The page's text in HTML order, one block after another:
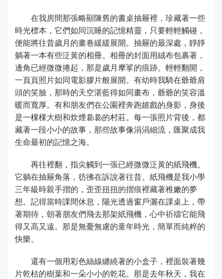
在我房間那張略顯陳舊的書桌抽屜裡，珍藏著一些
時光標本，它們如同沉睡的記憶精靈，只要輕輕觸碰，
便能將往昔歲月的畫卷緩緩展開。抽屜的最深處，靜靜
躺著一本有些泛黃的相冊。相冊的封面用絨布包裹著，
邊角已經微微捲起，那是歲月摩挲的痕跡。輕輕翻開，
一頁頁照片如同電影膠片般展開。有幼時我騎在爺爺肩
頭的笑臉，那時的天空湛藍得如同畫布，爺爺的笑容溫
暖而寬厚。有和朋友們在公園裡奔跑嬉戲的身影，身後
是一棵棵大樹和炊煙裊裊的村莊。每一張照片背後，都
藏著一段小小的故事，那些故事像涓涓細流，匯聚成我
生命最初的記憶之海。
再往裡翻，指尖觸到一張已經微微泛黃的紙飛機。
它躺在抽屜角落，彷彿在訴說著往昔。紙飛機是我小學
三年級時親手摺的，歪歪扭扭的摺痕裡藏著稚嫩的夢
想。記得當時課間休息，陽光透過窗戶灑在課桌上，帶
著期待，朝著朋友們飛去那架紙飛機，心中祈禱它能飛
得又高又遠。那是無憂無慮的童年時光，簡單而純粹的
快樂。
還有一個用彩色絲線纏繞著的小盒子，裡面裝著幾
片乾枯的樹葉和一朵小小的乾花。那是去年秋天，我在